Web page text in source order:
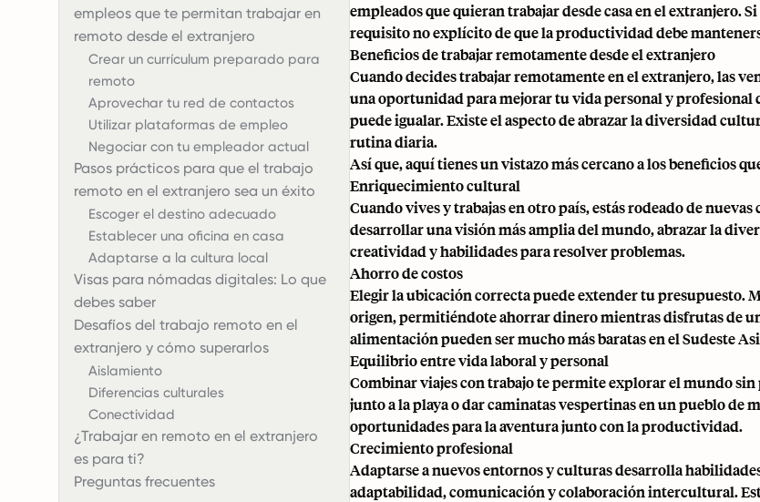
empleos que te permitan trabajar en
remoto desde el extranjero
Crear un currículum preparado para
remoto
Aprovechar tu red de contactos
Utilizar plataformas de empleo
Negociar con tu empleador actual
Pasos prácticos para que el trabajo
remoto en el extranjero sea un éxito
Escoger el destino adecuado
Establecer una oficina en casa
Adaptarse a la cultura local
Visas para nómadas digitales: Lo que
debes saber
Desafíos del trabajo remoto en el
extranjero y cómo superarlos
Aislamiento
Diferencias culturales
Conectividad
¿Trabajar en remoto en el extranjero
es para ti?
Preguntas frecuentes
empleados que quierantrabajar desde casaen el extranjero.
requisito no explícito de que la productividad debe
Beneficios de trabajar remotamente desde el extranjero
Cuando decides trabajar remotamente en el extranjero, las
una oportunidad para mejorar tu vida personal y profesional
puede igualar. Existe el aspecto de abrazar la diversidad
rutina diaria.
Así que, aquí tienes un vistazo más cercano a los beneficios
Enriquecimiento cultural
Cuando vives y trabajas en otro país, estás rodeado de
desarrollar una visión más amplia del mundo, abrazar la
creatividad y habilidades para resolver problemas.
Ahorro de costos
Elegir la ubicación correcta puede extender tu presupuesto.
origen, permitiéndote ahorrar dinero mientras disfrutas de
alimentación pueden ser mucho más baratas en el Sudeste
Equilibrio entre vida laboral y personal
Combinar viajes con trabajo te permite explorar el mundo
junto a la playa o dar caminatas vespertinas en un pueblo de
oportunidades para la aventura junto con la productividad.
Crecimiento profesional
Adaptarse a nuevos entornos y culturas desarrolla
adaptabilidad, comunicación y colaboración intercultural.